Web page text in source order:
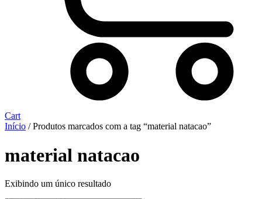
Cart
Início / Produtos marcados com a tag “material natacao”
material natacao
Exibindo um único resultado